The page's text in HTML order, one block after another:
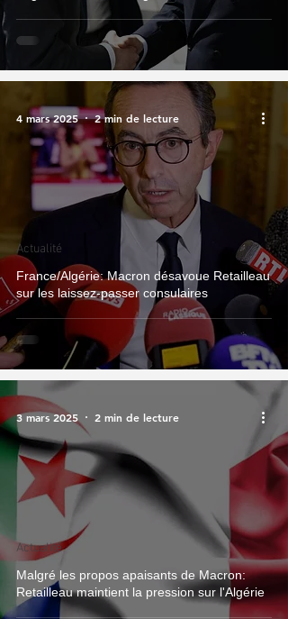
France/Algérie: Macron désavoue Retailleau
sur les laissez-passer consulaires
Actualité
4 mars 2025 2 min de lecture
Malgré les propos apaisants de Macron:
Retailleau maintient la pression sur l'Algérie
Actualité
3 mars 2025 2 min de lecture